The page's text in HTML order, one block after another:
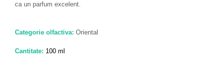
ca un parfum excelent.
Categorie olfactiva: Oriental
Cantitate: 100 ml